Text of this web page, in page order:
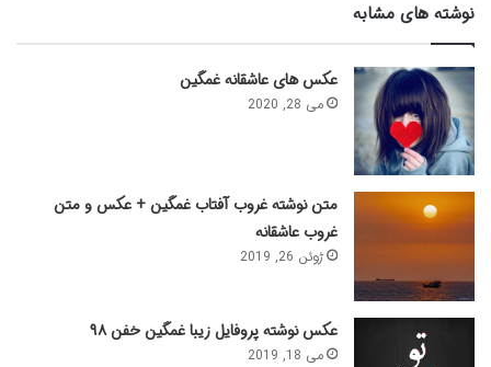
نوشته های مشابه
عکس های عاشقانه غمگین
می 28, 2020
متن نوشته غروب آفتاب غمگین + عکس و متن
غروب عاشقانه
ژوئن 26, 2019
عکس نوشته پروفایل زیبا غمگین خفن ۹۸
می 18, 2019